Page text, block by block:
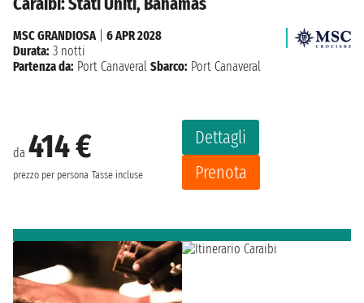
da 414 €
prezzo per persona Tasse incluse
Dettagli
Prenota
MSC GRANDIOSA
6 APR 2028
Durata: 3 notti
Partenza da: Port Canaveral Sbarco: Port Canaveral